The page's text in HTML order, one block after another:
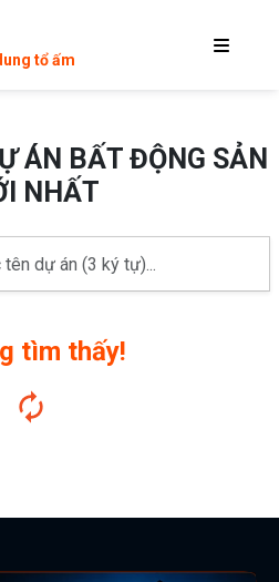
tổ ấm
ÁN BẤT ĐỘNG SẢN
NHẤT
tìm thấy!